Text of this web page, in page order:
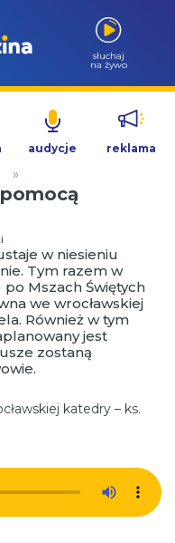
słuchaj
na żywo
audycje reklama
»
w niesieniu
Tym razem w
Mszach Świętych
we wrocławskiej
Również w tym
jest
zostaną
katedry – ks.